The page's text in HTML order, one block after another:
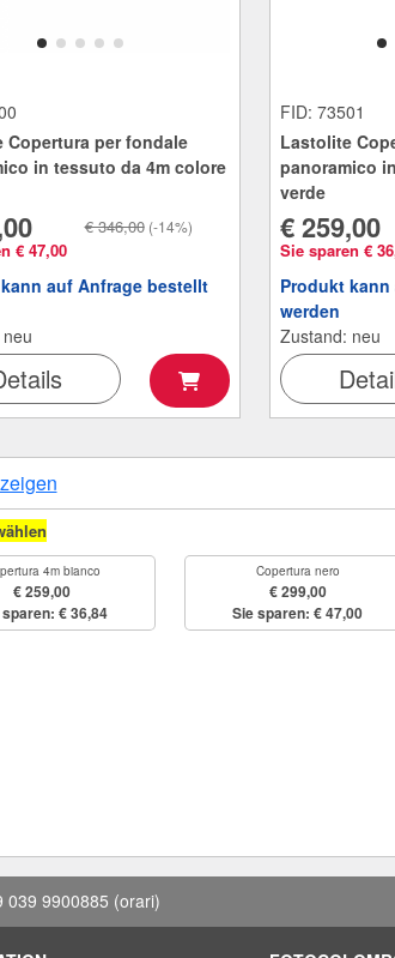
Copertura per fondale
in tessuto da 4m colore
€ 47,00
€ 346,00(-14%)
auf Anfrage bestellt
FID: 73501
Lastolite
panoramico
verde
€ 259,00
Sie sparen €
Produkt
werden
Zustand: neu
4m bianco
€ 259,00
€ 36,84
Copertura nero
€ 299,00
Sie sparen: € 47,00
039 9900885 (orari)